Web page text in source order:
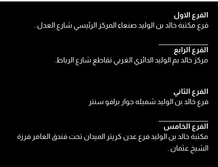
الفرع الثاني
فرع خالد بن الوليد شميله جوار برافو سنتر
الفرع الخامس
مكتبة خالد بن الوليد فرع عدن كريتر الميدان تحت فندق العامر فرزة
الشيخ عثمان .
الفرع الاول
فرع مكتبة خالد بن الوليد صنعاء المركز الرئيسي شارع العدل .
الفرع الرابع
مركز خالد بم الوليد الدائري الغربي تقاطع شارع الرباط.